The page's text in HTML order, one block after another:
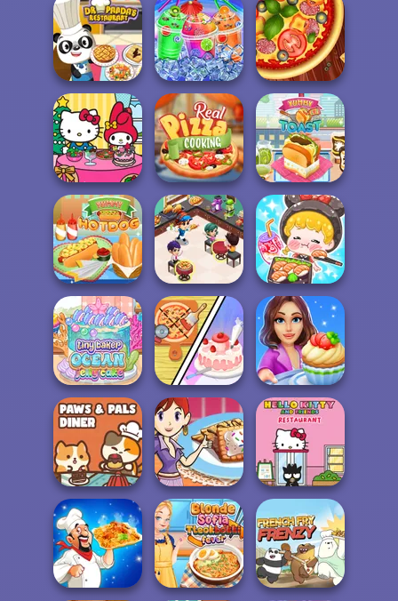
Crazy Pizza Chocolate Pizza Super Burger 2
Dr Panda
Restaurant
Rainbow Frozen Pizza Maker
Hello Kitty and
Friends: Xmas...
Real Pizza
Cooking
Yummy Toast
Yummy Hotdog
Cooking
Restaurant
Kitchen
ASMR Girl:
Livestream
Mukbang
Tiny Baker Ocean
Jelly Cake
Dolly's
Restaurant
Organising
Cooking Stories:
Fun Cafe
Paws & Pals
Diner
Sara's Cooking
Class: Mini Pop...
Hello Kitty And
Friends Restau...